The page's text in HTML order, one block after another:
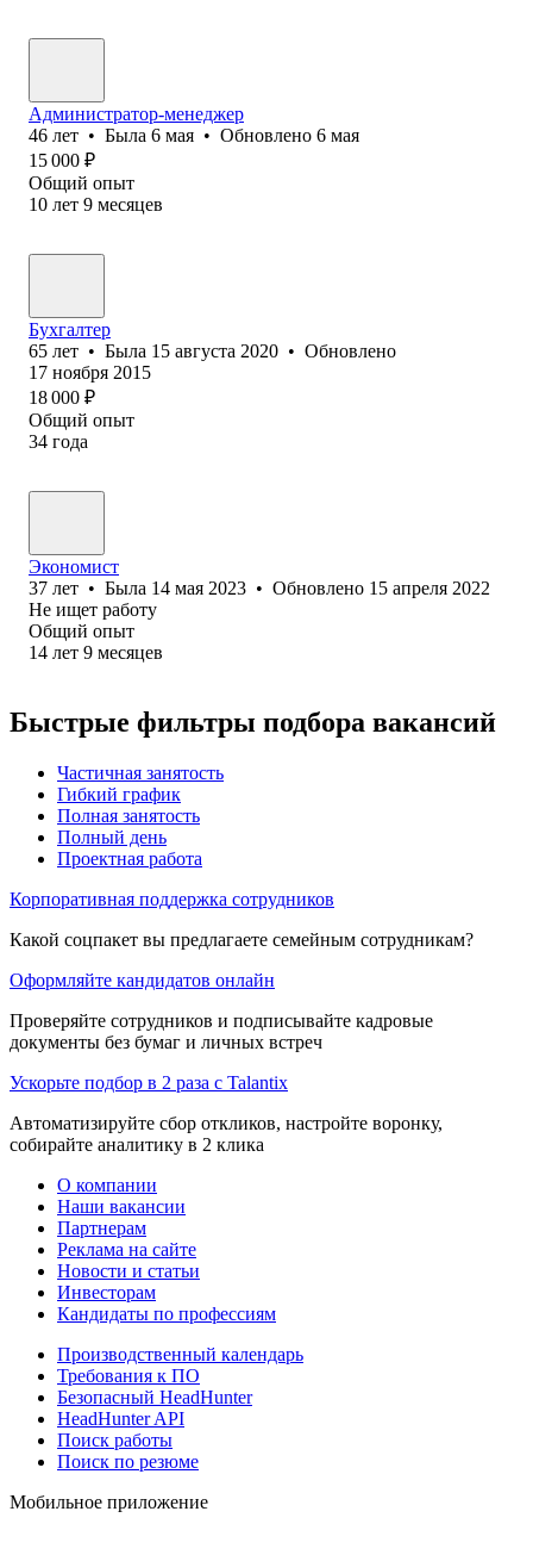
Администратор-менеджер
46 лет • Была 6 мая • Обновлено 6 мая
15 000 ₽
Общий опыт
10 лет 9 месяцев
Бухгалтер
65 лет • Была 15 августа 2020 • Обновлено
17 ноября 2015
18 000 ₽
Общий опыт
34 года
Экономист
37 лет • Была 14 мая 2023 • Обновлено 15 апреля 2022
Не ищет работу
Общий опыт
14 лет 9 месяцев
Быстрые фильтры подбора вакансий
Частичная занятость
Гибкий график
Полная занятость
Полный день
Проектная работа
Корпоративная поддержка сотрудников
Какой соцпакет вы предлагаете семейным сотрудникам?
Оформляйте кандидатов онлайн
Проверяйте сотрудников и подписывайте кадровые
документы без бумаг и личных встреч
Ускорьте подбор в 2 раза с Talantix
Автоматизируйте сбор откликов, настройте воронку,
собирайте аналитику в 2 клика
О компании
Наши вакансии
Партнерам
Реклама на сайте
Новости и статьи
Инвесторам
Кандидаты по профессиям
Производственный календарь
Требования к ПО
Безопасный HeadHunter
HeadHunter API
Поиск работы
Поиск по резюме
Мобильное приложение